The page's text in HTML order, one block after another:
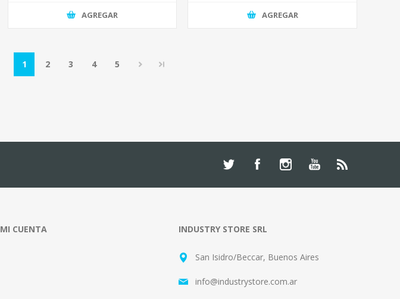
AGREGAR AGREGAR
1 2 3 4 5
MI CUENTA INDUSTRY STORE SRL
San Isidro/Beccar, Buenos Aires
info@industrystore.com.ar